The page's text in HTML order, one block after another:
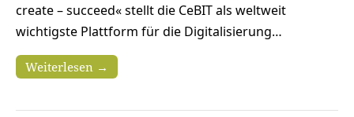
create – succeed« stellt die CeBIT als weltweit
wichtigste Plattform für die Digitalisierung…
Weiterlesen →